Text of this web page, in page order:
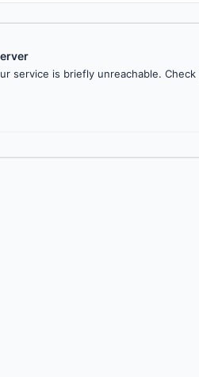
service is briefly unreachable.